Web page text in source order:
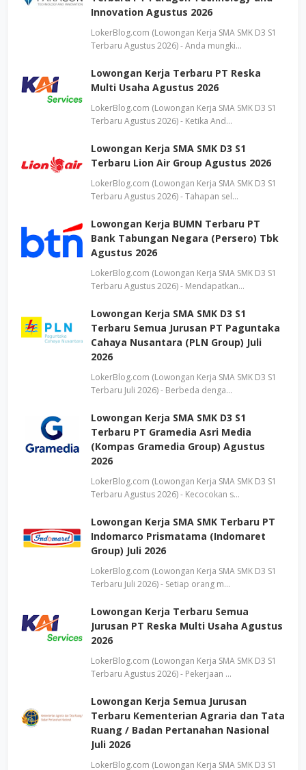
Innovation Agustus 2026
LokerBlog.com (Lowongan Kerja SMA SMK D3 S1
Terbaru Agustus 2026) - Anda mungki…
Lowongan Kerja Terbaru PT Reska
Multi Usaha Agustus 2026
LokerBlog.com (Lowongan Kerja SMA SMK D3 S1
Terbaru Agustus 2026) - Ketika And…
Lowongan Kerja SMA SMK D3 S1
Terbaru Lion Air Group Agustus 2026
LokerBlog.com (Lowongan Kerja SMA SMK D3 S1
Terbaru Agustus 2026) - Tahapan sel…
Lowongan Kerja BUMN Terbaru PT
Bank Tabungan Negara (Persero) Tbk
Agustus 2026
LokerBlog.com (Lowongan Kerja SMA SMK D3 S1
Terbaru Agustus 2026) - Mendapatkan…
Lowongan Kerja SMA SMK D3 S1
Terbaru Semua Jurusan PT Paguntaka
Cahaya Nusantara (PLN Group) Juli
2026
LokerBlog.com (Lowongan Kerja SMA SMK D3 S1
Terbaru Juli 2026) - Berbeda denga…
Lowongan Kerja SMA SMK D3 S1
Terbaru PT Gramedia Asri Media
(Kompas Gramedia Group) Agustus
2026
LokerBlog.com (Lowongan Kerja SMA SMK D3 S1
Terbaru Agustus 2026) - Kecocokan s…
Lowongan Kerja SMA SMK Terbaru PT
Indomarco Prismatama (Indomaret
Group) Juli 2026
LokerBlog.com (Lowongan Kerja SMA SMK D3 S1
Terbaru Juli 2026) - Setiap orang m…
Lowongan Kerja Terbaru Semua
Jurusan PT Reska Multi Usaha Agustus
2026
LokerBlog.com (Lowongan Kerja SMA SMK D3 S1
Terbaru Agustus 2026) - Pekerjaan …
Lowongan Kerja Semua Jurusan
Terbaru Kementerian Agraria dan Tata
Ruang / Badan Pertanahan Nasional
Juli 2026
LokerBlog.com (Lowongan Kerja SMA SMK D3 S1